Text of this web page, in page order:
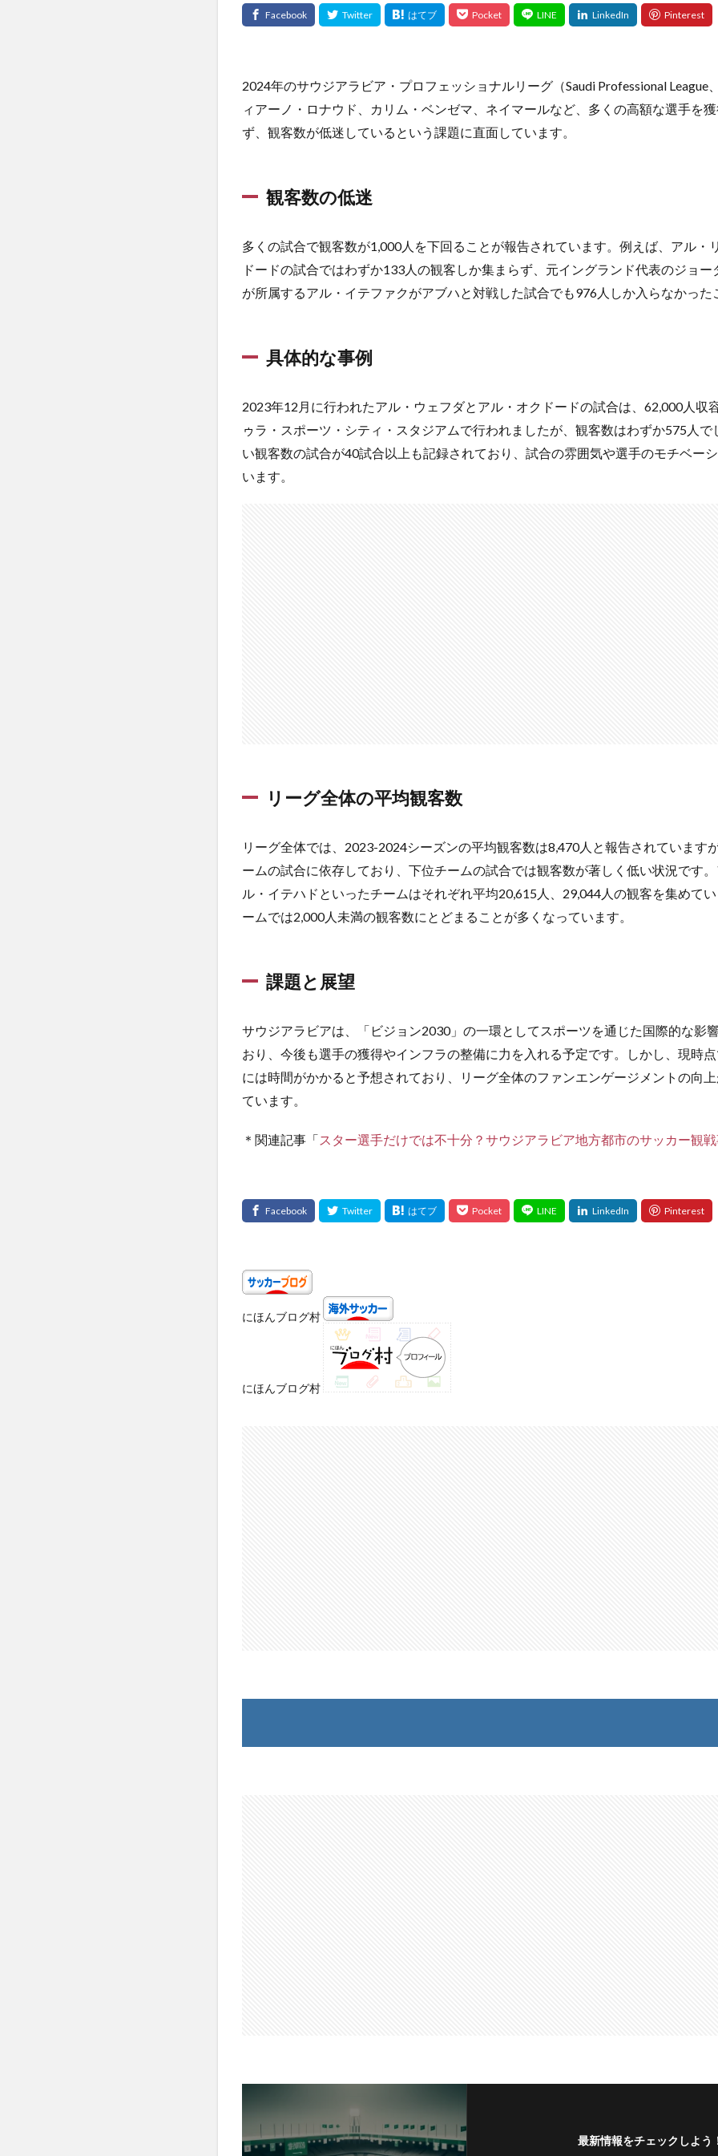
2024年のサウジアラビア・プロフェッショナルリーグ（Saudi Professional League
ィアーノ・ロナウド、カリム・ベンゼマ、ネイマールなど、多くの高額な選手を
ず、観客数が低迷しているという課題に直面しています。
観客数の低迷
多くの試合で観客数が1,000人を下回ることが報告されています。例えば、アル・
ドードの試合ではわずか133人の観客しか集まらず、元イングランド代表のジョ
が所属するアル・イテファクがアブハと対戦した試合でも976人しか入らなかった
具体的な事例
2023年12月に行われたアル・ウェフダとアル・オクドードの試合は、62,000人収
ゥラ・スポーツ・シティ・スタジアムで行われましたが、観客数はわずか575人で
い観客数の試合が40試合以上も記録されており、試合の雰囲気や選手のモチベー
います。
リーグ全体の平均観客数
リーグ全体では、2023-2024シーズンの平均観客数は8,470人と報告されています
ームの試合に依存しており、下位チームの試合では観客数が著しく低い状況です
ル・イテハドといったチームはそれぞれ平均20,615人、29,044人の観客を集めて
ームでは2,000人未満の観客数にとどまることが多くなっています。
課題と展望
サウジアラビアは、「ビジョン2030」の一環としてスポーツを通じた国際的な影
おり、今後も選手の獲得やインフラの整備に力を入れる予定です。しかし、現時
には時間がかかると予想されており、リーグ全体のファンエンゲージメントの向
ています。
＊関連記事「スター選手だけでは不十分？サウジアラビア地方都市のサッカー観
にほんブログ村
にほんブログ村
最新情報をチェックしよう